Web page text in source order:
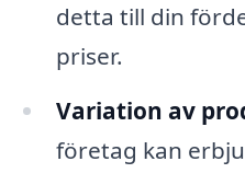
detta till din
priser.
Variation av
företag kan